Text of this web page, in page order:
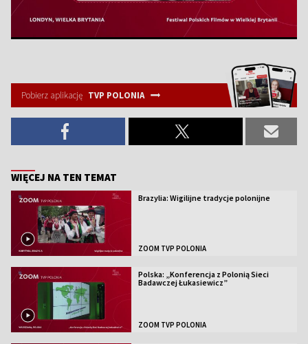
Pobierz aplikację TVP POLONIA
WIĘCEJ NA TEN TEMAT
Brazylia: Wigilijne tradycje polonijne
ZOOM TVP POLONIA
Polska: „Konferencja z Polonią Sieci
Badawczej Łukasiewicz”
ZOOM TVP POLONIA